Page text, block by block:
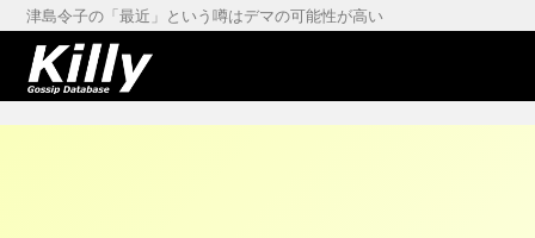
津島令子の「最近」という噂はデマの可能性が高い